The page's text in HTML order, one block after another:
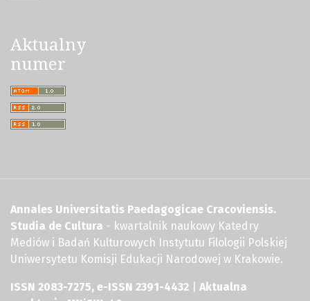
Aktualny
numer
Annales Universitatis Paedagogicae Cracoviensis.
Studia de Cultura - kwartalnik naukowy Katedry
Mediów i Badań Kulturowych Instytutu Filologii Polskiej
Uniwersytetu Komisji Edukacji Narodowej w Krakowie.
ISSN 2083-7275, e-ISSN 2391-4432
Aktualna